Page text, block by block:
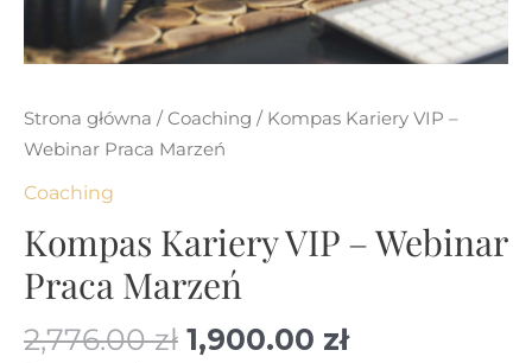
Strona główna /Coaching / Kompas Kariery VIP –
Webinar Praca Marzeń
Coaching
Kompas Kariery VIP – Webinar
Praca Marzeń
2,776.00zł Pierwotna
1,900.00 złAktualna